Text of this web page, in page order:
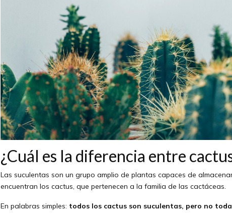
¿Cuál es la diferencia entre
Las suculentas son un grupo amplio de plantas capaces de
encuentran los cactus, que pertenecen a la familia de las cactáceas.
En palabras simples: todos los cactus son suculentas, pero no